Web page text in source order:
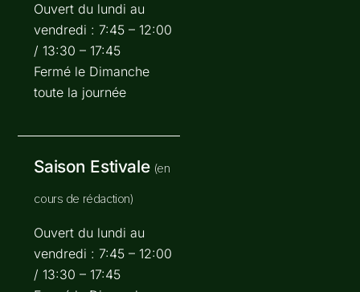
Ouvert du lundi au
vendredi : 7:45 – 12:00
/ 13:30 – 17:45
Fermé le Dimanche
toute la journée
Saison Estivale (en
cours de rédaction)
Ouvert du lundi au
vendredi : 7:45 – 12:00
/ 13:30 – 17:45